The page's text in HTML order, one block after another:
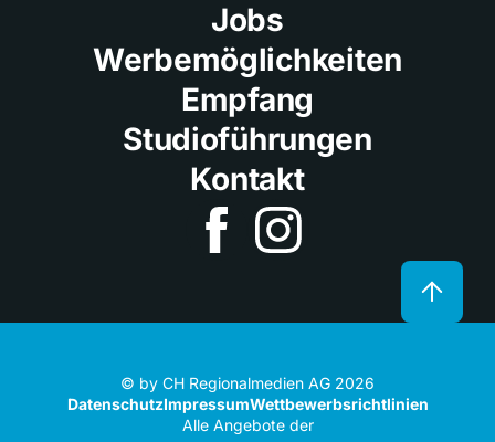
Jobs
Werbemöglichkeiten
Empfang
Studioführungen
Kontakt
© by CH Regionalmedien AG 2026
DatenschutzImpressumWettbewerbsrichtlinien
Alle Angebote der